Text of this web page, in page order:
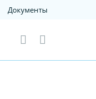
Документы